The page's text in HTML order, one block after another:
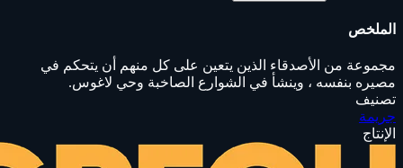
الملخص
مجموعة من الأصدقاء الذين يتعين على كل منهم أن يتحكم في
مصيره بنفسه ، وينشأ في الشوارع الصاخبة وحي لاغوس.
تصنيف
جريمة
الإنتاج